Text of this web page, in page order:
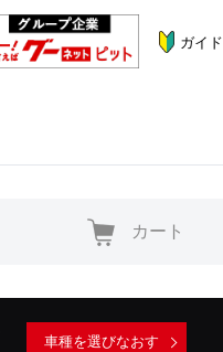
ガイド
カート
車種を選びなおす